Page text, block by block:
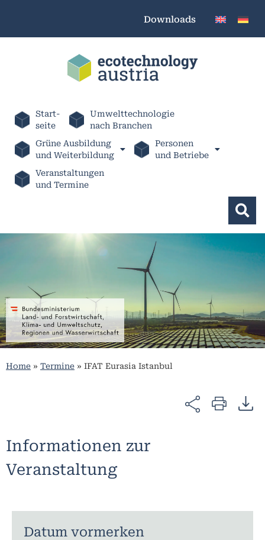
Downloads
Start-
seite
Umwelttechnologie
nach Branchen
Grüne Ausbildung
und Weiterbildung
Personen
und Betriebe
Veranstaltungen
und Termine
Home » Termine » IFAT Eurasia Istanbul
Informationen zur
Veranstaltung
Datum vormerken